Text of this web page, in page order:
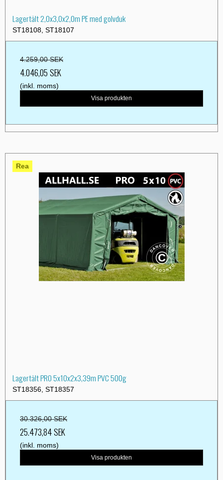
Lagertält 2,0x3,0x2,0m PE med golvduk
ST18108, ST18107
4.259,00 SEK
4.046,05 SEK
(inkl. moms)
Visa produkten
Rea
Lagertält PRO 5x10x2x3,39m PVC 500g
ST18356, ST18357
30.326,00 SEK
25.473,84 SEK
(inkl. moms)
Visa produkten